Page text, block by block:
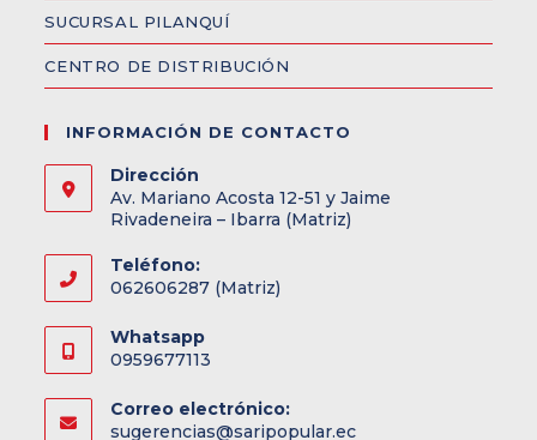
SUCURSAL PILANQUÍ
CENTRO DE DISTRIBUCIÓN
INFORMACIÓN DE CONTACTO
Dirección
Av. Mariano Acosta 12-51 y Jaime
Rivadeneira – Ibarra (Matriz)
Teléfono:
062606287 (Matriz)
Whatsapp
0959677113
Correo electrónico:
sugerencias@saripopular.ec